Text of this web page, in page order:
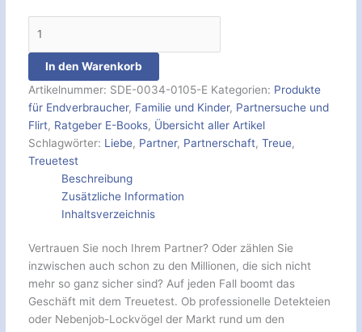
In den Warenkorb
Artikelnummer: SDE-0034-0105-E Kategorien: Produkte
für Endverbraucher, Familie und Kinder, Partnersuche und
Flirt, Ratgeber E-Books, Übersicht aller Artikel
Schlagwörter: Liebe, Partner, Partnerschaft, Treue,
Treuetest
Beschreibung
Zusätzliche Information
Inhaltsverzeichnis
Vertrauen Sie noch Ihrem Partner? Oder zählen Sie
inzwischen auch schon zu den Millionen, die sich nicht
mehr so ganz sicher sind? Auf jeden Fall boomt das
Geschäft mit dem Treuetest. Ob professionelle Detekteien
oder Nebenjob-Lockvögel der Markt rund um den